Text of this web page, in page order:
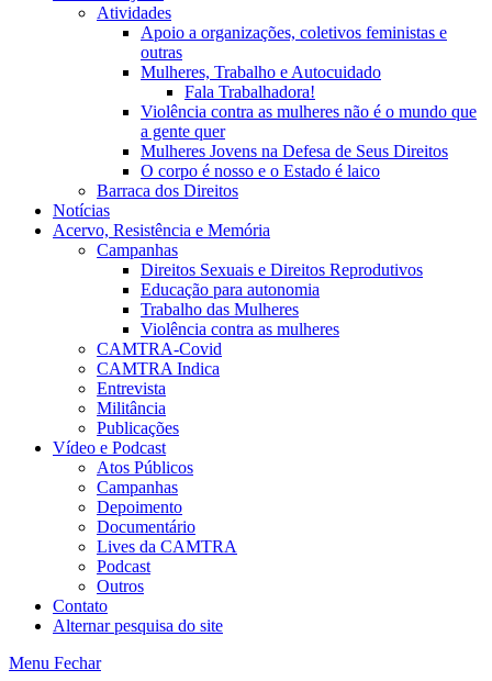
Atividades
Apoio a organizações, coletivos feministas e
outras
Mulheres, Trabalho e Autocuidado
Fala Trabalhadora!
Violência contra as mulheres não é o mundo que
a gente quer
Mulheres Jovens na Defesa de Seus Direitos
O corpo é nosso e o Estado é laico
Barraca dos Direitos
Notícias
Acervo, Resistência e Memória
Campanhas
Direitos Sexuais e Direitos Reprodutivos
Educação para autonomia
Trabalho das Mulheres
Violência contra as mulheres
CAMTRA-Covid
CAMTRA Indica
Entrevista
Militância
Publicações
Vídeo e Podcast
Atos Públicos
Campanhas
Depoimento
Documentário
Lives da CAMTRA
Podcast
Outros
Contato
Alternar pesquisa do site
Menu Fechar